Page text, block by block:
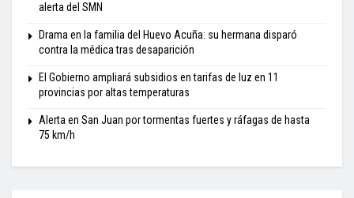
alerta del SMN
Drama en la familia del Huevo Acuña: su hermana disparó
contra la médica tras desaparición
El Gobierno ampliará subsidios en tarifas de luz en 11
provincias por altas temperaturas
Alerta en San Juan por tormentas fuertes y ráfagas de hasta
75 km/h